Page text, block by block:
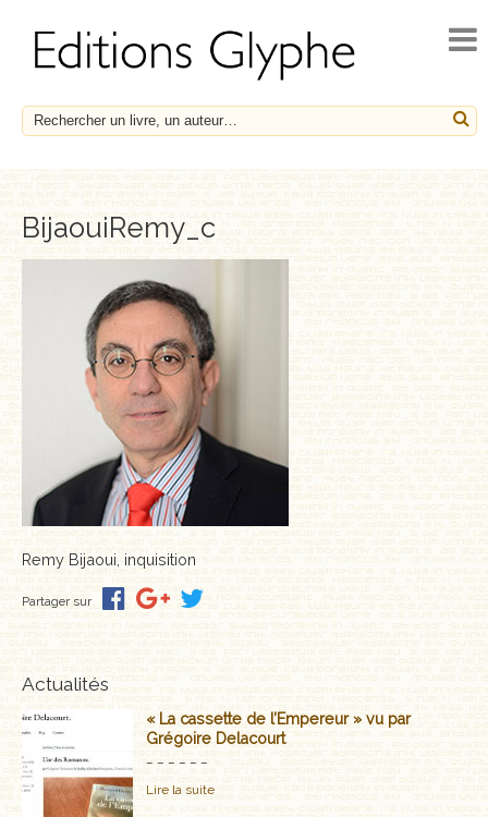
ACTUALITÉS
NOUVEAUTÉS
À PARAÎTRE
LE FRANÇAIS EN HÉRITAGE
BIOGRAPHIES
POLARS ET THRILLERS
POÉSIE
COFFRETS
BijaouiRemy_c
Remy Bijaoui, inquisition
Partager sur
Actualités
« La cassette de l’Empereur » vu par
Grégoire Delacourt
Lire la suite